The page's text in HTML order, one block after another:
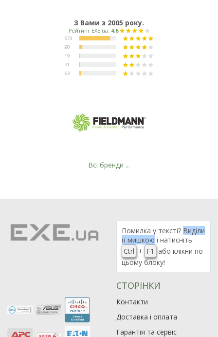
З Вами з 2005 року.
19
Всі бренди ...
Помилка у тексті? Виділи
її мишкою і натисніть
Ctrl + F1
або клікни по
цьому блоку!
СТОРІНКИ
Контакти
Доставка і оплата
Гарантія та сервіс